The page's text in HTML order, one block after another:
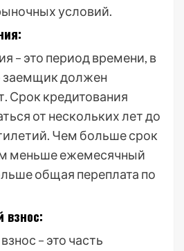
условий.
– это период времени, в
заемщик должен
Срок кредитования
от нескольких лет до
Чем больше срок
меньше ежемесячный
общая переплата по
взнос:
– это часть